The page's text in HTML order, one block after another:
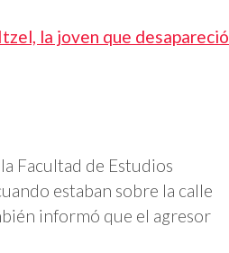
la joven que desapareció
Facultad de Estudios
estaban sobre la calle
informó que el agresor